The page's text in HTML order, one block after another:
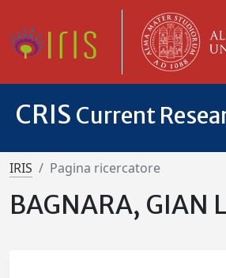
CRIS Current
IRIS Pagina ricercatore
BAGNARA, GIAN